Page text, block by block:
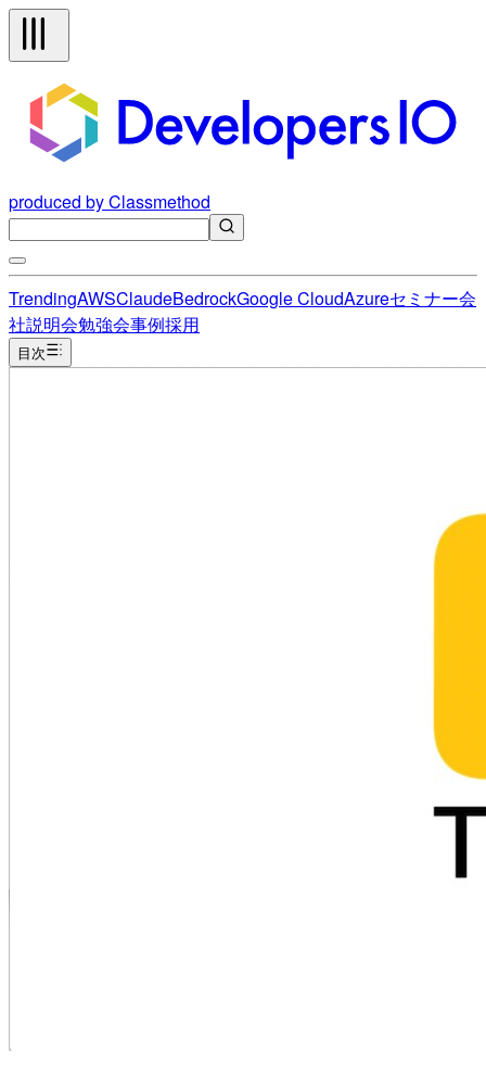
produced by Classmethod
TrendingAWSClaudeBedrockGoogle CloudAzureセミナー会
社説明会勉強会事例採用
目次